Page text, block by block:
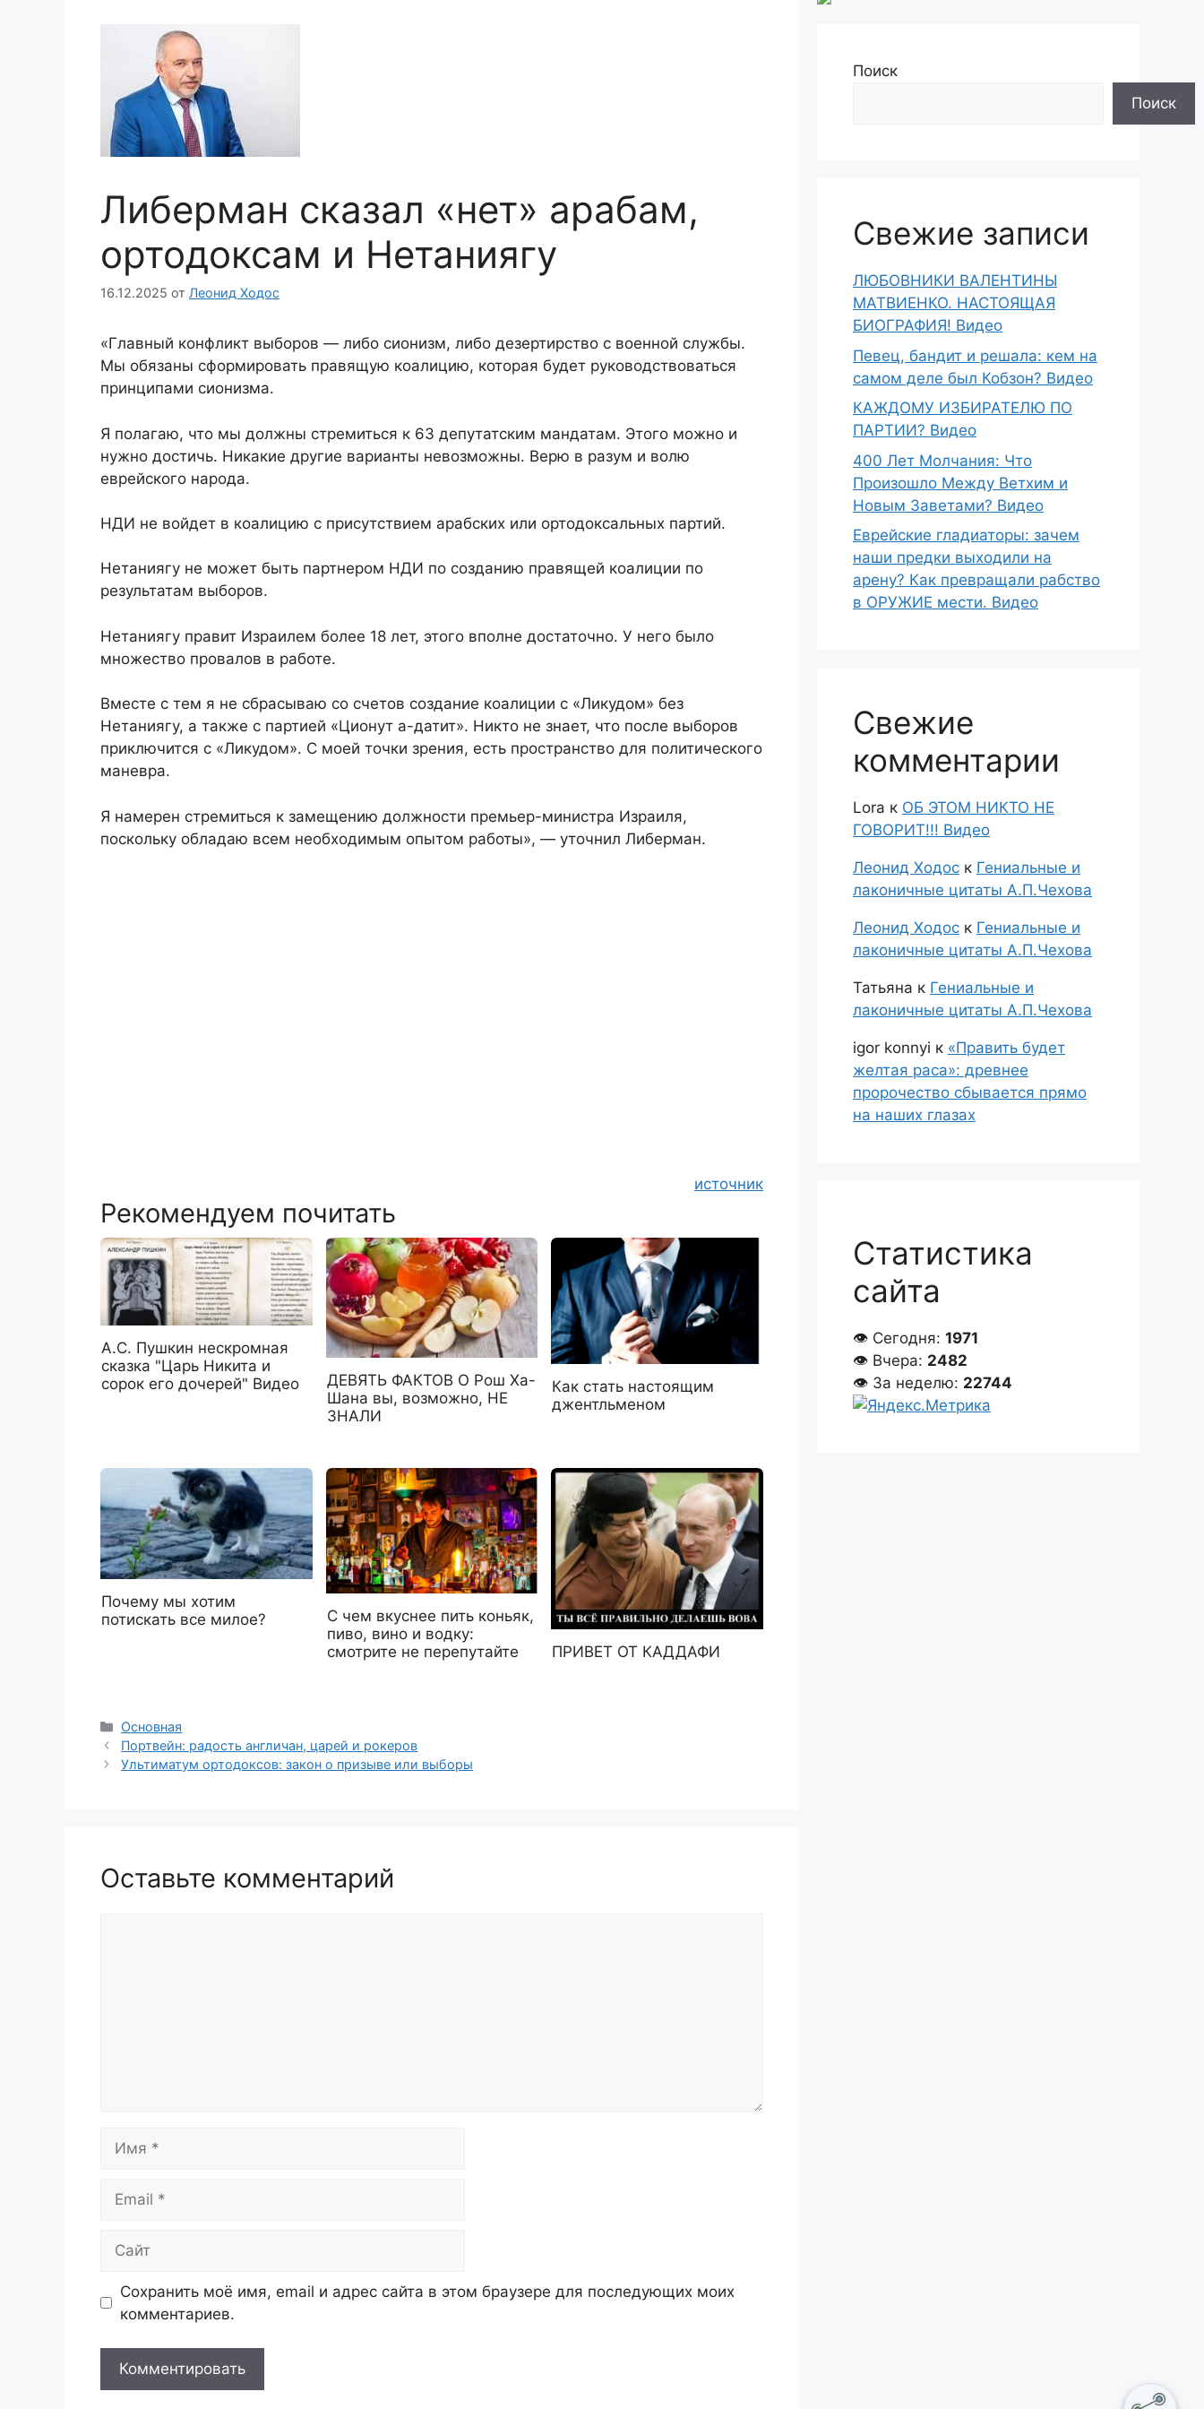
Либерман сказал «нет» арабам,
ортодоксам и Нетаниягу
16.12.2025 от Леонид Ходос
«Главный конфликт выборов — либо сионизм, либо дезертирство с военной службы.
Мы обязаны сформировать правящую коалицию, которая будет руководствоваться
принципами сионизма.
Я полагаю, что мы должны стремиться к 63 депутатским мандатам. Этого можно и
нужно достичь. Никакие другие варианты невозможны. Верю в разум и волю
еврейского народа.
НДИ не войдет в коалицию с присутствием арабских или ортодоксальных партий.
Нетаниягу не может быть партнером НДИ по созданию правящей коалиции по
результатам выборов.
Нетаниягу правит Израилем более 18 лет, этого вполне достаточно. У него было
множество провалов в работе.
Вместе с тем я не сбрасываю со счетов создание коалиции с «Ликудом» без
Нетаниягу, а также с партией «Ционут а-датит». Никто не знает, что после выборов
приключится с «Ликудом». С моей точки зрения, есть пространство для политического
маневра.
Я намерен стремиться к замещению должности премьер-министра Израиля,
поскольку обладаю всем необходимым опытом работы», — уточнил Либерман.
источник
Рекомендуем почитать
А.С. Пушкин нескромная
сказка "Царь Никита и
сорок его дочерей" Видео
ДЕВЯТЬ ФАКТОВ О Рош Ха-
Шана вы, возможно, НЕ
ЗНАЛИ
Как стать настоящим
джентльменом
Почему мы хотим
потискать все милое?
С чем вкуснее пить коньяк,
пиво, вино и водку:
смотрите не перепутайте
ПРИВЕТ ОТ КАДДАФИ
Рубрики
Основная
Портвейн: радость англичан, царей и рокеров
Ультиматум ортодоксов: закон о призыве или выборы
Оставьте комментарий
Сохранить моё имя, email и адрес сайта в этом браузере для последующих моих
комментариев.
Поиск
Поиск
Свежие записи
ЛЮБОВНИКИ ВАЛЕНТИНЫ
МАТВИЕНКО. НАСТОЯЩАЯ
БИОГРАФИЯ! Видео
Певец, бандит и решала: кем на
самом деле был Кобзон? Видео
КАЖДОМУ ИЗБИРАТЕЛЮ ПО
ПАРТИИ? Видео
400 Лет Молчания: Что
Произошло Между Ветхим и
Новым Заветами? Видео
Еврейские гладиаторы: зачем
наши предки выходили на
арену? Как превращали рабство
в ОРУЖИЕ мести. Видео
Свежие
комментарии
Lora к ОБ ЭТОМ НИКТО НЕ
ГОВОРИТ!!! Видео
Леонид Ходос к Гениальные и
лаконичные цитаты А.П.Чехова
Леонид Ходос к Гениальные и
лаконичные цитаты А.П.Чехова
Татьяна к Гениальные и
лаконичные цитаты А.П.Чехова
igor konnyi к «Править будет
желтая раса»: древнее
пророчество сбывается прямо
на наших глазах
Статистика
сайта
👁 Сегодня: 1971
👁 Вчера: 2482
👁 За неделю: 22744